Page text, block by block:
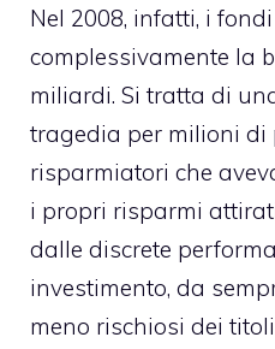
Nel 2008, infatti, i
complessivamente la
miliardi. Si tratta di
tragedia per milioni di
risparmiatori che
i propri risparmi
dalle discrete
investimento, da
meno rischiosi dei